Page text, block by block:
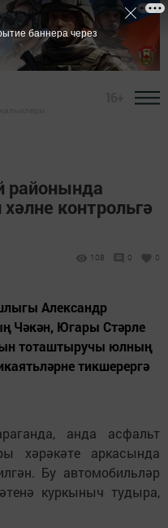
районында
контрольгә
108 0 0
Александр
Чәкән, Югары Стәрле
тоташтыручы юлның
тикшерергә
анда асфальт
хәрәкәте аркасында
Бу автомобильләр
куркыныч тудыра,
баннера через